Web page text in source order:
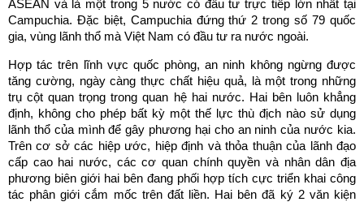
ASEAN và là một trong 5 nước có đầu tư trực tiếp lớn nhất tại
Campuchia. Đặc biệt, Campuchia đứng thứ 2 trong số 79 quốc
gia, vùng lãnh thổ mà Việt Nam có đầu tư ra nước ngoài.
Hợp tác trên lĩnh vực quốc phòng, an ninh không ngừng được
tăng cường, ngày càng thực chất hiệu quả, là một trong những
trụ cột quan trọng trong quan hệ hai nước. Hai bên luôn khẳng
định, không cho phép bất kỳ một thế lực thù địch nào sử dụng
lãnh thổ của mình để gây phương hại cho an ninh của nước kia.
Trên cơ sở các hiệp ước, hiệp định và thỏa thuận của lãnh đạo
cấp cao hai nước, các cơ quan chính quyền và nhân dân địa
phương biên giới hai bên đang phối hợp tích cực triển khai công
tác phân giới cắm mốc trên đất liền. Hai bên đã ký 2 văn kiện